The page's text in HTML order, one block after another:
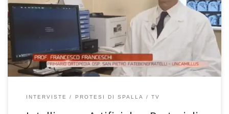
l’intervista, potete rivederla qui. Grazie alle nuove tecnologie
sempre più sofisticate, la ripresa, dopo l’introduzione di una
protesi di spalla è sempre più rapida. Andrea Martino e poi
torniamo in studio. […]
INTERVISTE PROTESI DI SPALLA TV